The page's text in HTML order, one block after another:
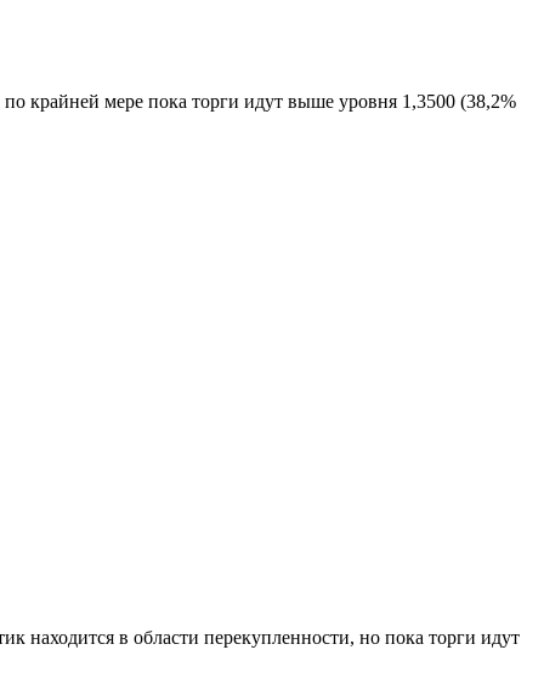
крайней мере пока торги идут выше уровня 1,3500 (38,2%
находится в области перекупленности, но пока торги идут